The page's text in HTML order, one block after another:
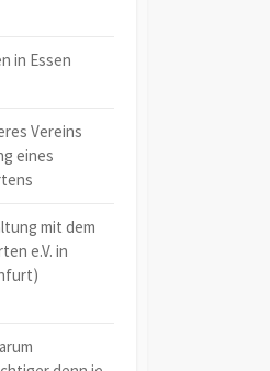
in Essen
Vereins
eines
mit dem
e.V. in